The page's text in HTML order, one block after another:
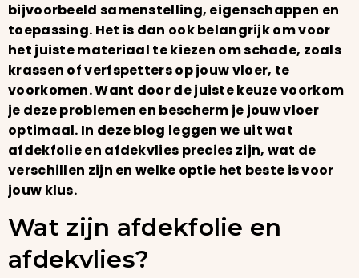
bijvoorbeeld samenstelling, eigenschappen en
toepassing. Het is dan ook belangrijk om voor
het juiste materiaal te kiezen om schade, zoals
krassen of verfspetters op jouw vloer, te
voorkomen. Want door de juiste keuze voorkom
je deze problemen en bescherm je jouw vloer
optimaal. In deze blog leggen we uit wat
afdekfolie en afdekvlies precies zijn, wat de
verschillen zijn en welke optie het beste is voor
jouw klus.
Wat zijn afdekfolie en
afdekvlies?